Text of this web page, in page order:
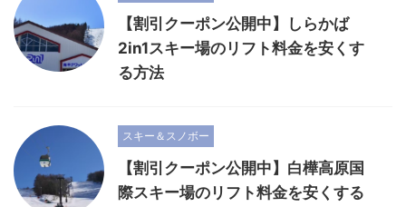
【割引クーポン公開中】しらかば
2in1スキー場のリフト料金を安くす
る方法
スキー＆スノボー
【割引クーポン公開中】白樺高原国
際スキー場のリフト料金を安くする